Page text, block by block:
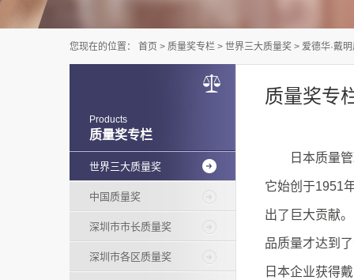
质量奖专栏
Products
世界三大质量奖
中国质量奖
深圳市市长质量奖
深圳市各区质量奖
质量奖专
您现在的位置： 首页 > 质量奖专栏 > 世界三大质量奖 > 爱德华·戴
日本质量管理
它始创于1951
出了巨大贡献
品质量才达到
日本企业获得